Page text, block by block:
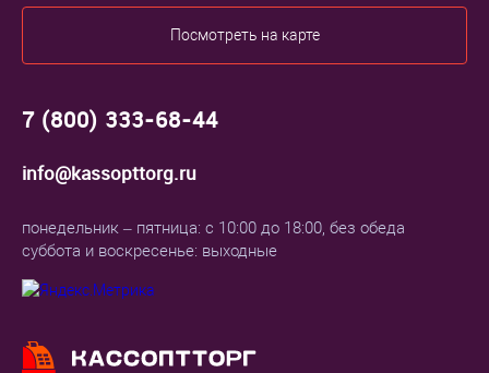
Посмотреть на карте
7 (800) 333-68-44
info@kassopttorg.ru
понедельник – пятница: с 10:00 до 18:00, без обеда
суббота и воскресенье: выходные